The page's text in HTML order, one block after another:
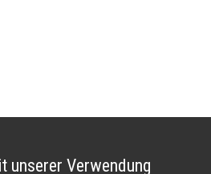
unserer Verwendung